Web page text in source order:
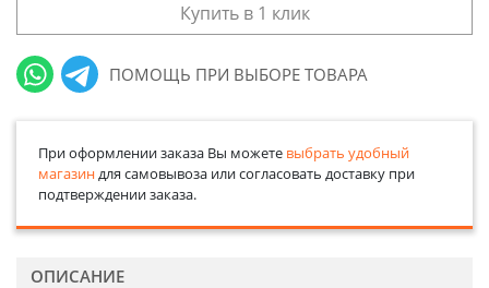
Купить в 1 клик
ПОМОЩЬ ПРИ ВЫБОРЕ ТОВАРА
При оформлении заказа Вы можете выбрать удобный
магазиндля самовывоза или согласовать доставку при
подтверждении заказа.
ОПИСАНИЕ